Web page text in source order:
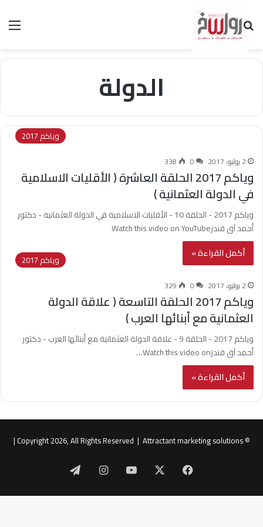
بحث عن
الدولة
وياكم 2017
2 يوليو، 2017 0
338
وياكم 2017 الحلقة العاشرة ( الأقليات الاسلامية
في الدولة العثمانية )
وياكم 2017 - الحلقة 10 - الأقليات الاسلامية في الدولة العثمانية - دكتور
أحمد آق قندزWatch this video on YouTube
أكمل القراءة »
وياكم 2017
2 يوليو، 2017 0
329
وياكم 2017 الحلقة التاسعة ( علاقة الدولة
العثمانية مع أبنائها العرب )
وياكم 2017 - الحلقة 9 - علاقة الدولة العثمانية مع أبنائها العرب - دكتور
أحمد آق قندزWatch this video on…
أكمل القراءة »
© Copyright 2026, All Rights Reserved |
Attractant marketing solutions
|
فيسبوك ‫YouTube انستقرام